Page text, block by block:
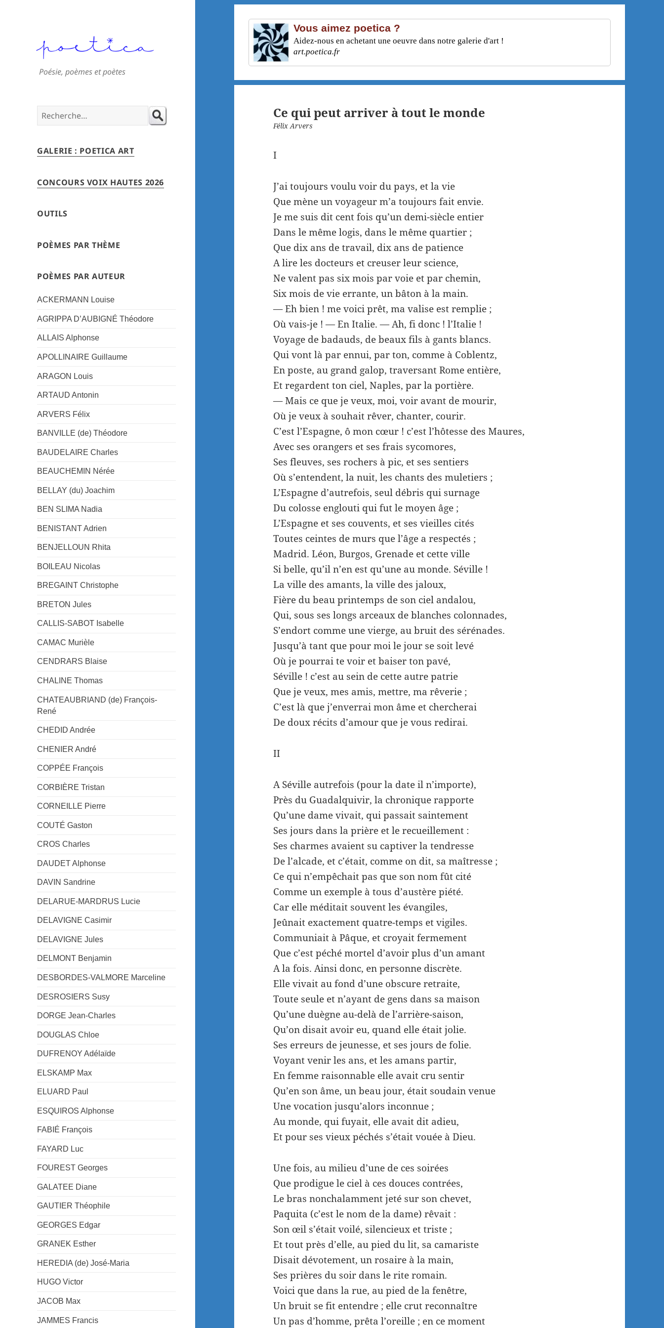
Poésie, poèmes et poètes
Search
for:
GALERIE : POETICA ART
CONCOURS VOIX HAUTES 2026
OUTILS
POÈMES PAR THÈME
POÈMES PAR AUTEUR
ACKERMANN Louise
AGRIPPA D’AUBIGNÉ Théodore
ALLAIS Alphonse
APOLLINAIRE Guillaume
ARAGON Louis
ARTAUD Antonin
ARVERS Félix
BANVILLE (de) Théodore
BAUDELAIRE Charles
BEAUCHEMIN Nérée
BELLAY (du) Joachim
BEN SLIMA Nadia
BENISTANT Adrien
BENJELLOUN Rhita
BOILEAU Nicolas
BREGAINT Christophe
BRETON Jules
CALLIS-SABOT Isabelle
CAMAC Murièle
CENDRARS Blaise
CHALINE Thomas
CHATEAUBRIAND (de) François-
René
CHEDID Andrée
CHENIER André
COPPÉE François
CORBIÈRE Tristan
CORNEILLE Pierre
COUTÉ Gaston
CROS Charles
DAUDET Alphonse
DAVIN Sandrine
DELARUE-MARDRUS Lucie
DELAVIGNE Casimir
DELAVIGNE Jules
DELMONT Benjamin
DESBORDES-VALMORE Marceline
DESROSIERS Susy
DORGE Jean-Charles
DOUGLAS Chloe
DUFRENOY Adélaïde
ELSKAMP Max
ELUARD Paul
ESQUIROS Alphonse
FABIÉ François
FAYARD Luc
FOUREST Georges
GALATEE Diane
GAUTIER Théophile
GEORGES Edgar
GRANEK Esther
HEREDIA (de) José-Maria
HUGO Victor
JACOB Max
JAMMES Francis
Vous aimez poetica ?
Aidez-nous en achetant une oeuvre dans notre galerie d'art !
art.poetica.fr
Ce qui peut arriver à tout le monde
Félix Arvers
I
J’ai toujours voulu voir du pays, et la vie
Que mène un voyageur m’a toujours fait envie.
Je me suis dit cent fois qu’un demi-siècle entier
Dans le même logis, dans le même quartier ;
Que dix ans de travail, dix ans de patience
A lire les docteurs et creuser leur science,
Ne valent pas six mois par voie et par chemin,
Six mois de vie errante, un bâton à la main.
— Eh bien ! me voici prêt, ma valise est remplie ;
Où vais-je ! — En Italie. — Ah, fi donc ! l’Italie !
Voyage de badauds, de beaux fils à gants blancs.
Qui vont là par ennui, par ton, comme à Coblentz,
En poste, au grand galop, traversant Rome entière,
Et regardent ton ciel, Naples, par la portière.
— Mais ce que je veux, moi, voir avant de mourir,
Où je veux à souhait rêver, chanter, courir.
C’est l’Espagne, ô mon cœur ! c’est l’hôtesse des Maures,
Avec ses orangers et ses frais sycomores,
Ses fleuves, ses rochers à pic, et ses sentiers
Où s’entendent, la nuit, les chants des muletiers ;
L’Espagne d’autrefois, seul débris qui surnage
Du colosse englouti qui fut le moyen âge ;
L’Espagne et ses couvents, et ses vieilles cités
Toutes ceintes de murs que l’âge a respectés ;
Madrid. Léon, Burgos, Grenade et cette ville
Si belle, qu’il n’en est qu’une au monde. Séville !
La ville des amants, la ville des jaloux,
Fière du beau printemps de son ciel andalou,
Qui, sous ses longs arceaux de blanches colonnades,
S’endort comme une vierge, au bruit des sérénades.
Jusqu’à tant que pour moi le jour se soit levé
Où je pourrai te voir et baiser ton pavé,
Séville ! c’est au sein de cette autre patrie
Que je veux, mes amis, mettre, ma rêverie ;
C’est là que j’enverrai mon âme et chercherai
De doux récits d’amour que je vous redirai.
II
A Séville autrefois (pour la date il n’importe),
Près du Guadalquivir, la chronique rapporte
Qu’une dame vivait, qui passait saintement
Ses jours dans la prière et le recueillement :
Ses charmes avaient su captiver la tendresse
De l’alcade, et c’était, comme on dit, sa maîtresse ;
Ce qui n’empêchait pas que son nom fût cité
Comme un exemple à tous d’austère piété.
Car elle méditait souvent les évangiles,
Jeûnait exactement quatre-temps et vigiles.
Communiait à Pâque, et croyait fermement
Que c’est péché mortel d’avoir plus d’un amant
A la fois. Ainsi donc, en personne discrète.
Elle vivait au fond d’une obscure retraite,
Toute seule et n’ayant de gens dans sa maison
Qu’une duègne au-delà de l’arrière-saison,
Qu’on disait avoir eu, quand elle était jolie.
Ses erreurs de jeunesse, et ses jours de folie.
Voyant venir les ans, et les amans partir,
En femme raisonnable elle avait cru sentir
Qu’en son âme, un beau jour, était soudain venue
Une vocation jusqu’alors inconnue ;
Au monde, qui fuyait, elle avait dit adieu,
Et pour ses vieux péchés s’était vouée à Dieu.
Une fois, au milieu d’une de ces soirées
Que prodigue le ciel à ces douces contrées,
Le bras nonchalamment jeté sur son chevet,
Paquita (c’est le nom de la dame) rêvait :
Son œil s’était voilé, silencieux et triste ;
Et tout près d’elle, au pied du lit, sa camariste
Disait dévotement, un rosaire à la main,
Ses prières du soir dans le rite romain.
Voici que dans la rue, au pied de la fenêtre,
Un bruit se fit entendre ; elle crut reconnaître
Un pas d’homme, prêta l’oreille ; en ce moment